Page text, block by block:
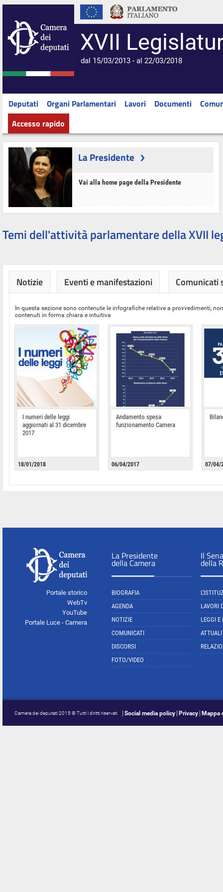
XVII
dal 15/03/2013 - al 22/03/2018
Deputati Organi Parlamentari Lavori Documenti
Accesso rapido
La Presidente
Vai alla home page della Presidente
Temi dell'attività parlamentare della XVII
Notizie Eventi e manifestazioni Comunicati
In questa sezione sono contenute le infografiche relative a provvedimenti,
contenuti in forma chiara e intuitiva
I numeri delle leggi
aggiornati al 31 dicembre
2017
18/01/2018
Andamento spesa
funzionamento Camera
06/04/2017 07/04/
Portale storico
WebTv
YouTube
Portale Luce - Camera
La Presidente
della Camera
BIOGRAFIA
AGENDA
NOTIZIE
COMUNICATI
DISCORSI
FOTO/VIDEO
Il
della
LAVORI
LEGGI E
Camera dei deputati 2015 © Tutti i diritti riservati Social media policy Privacy Mappa